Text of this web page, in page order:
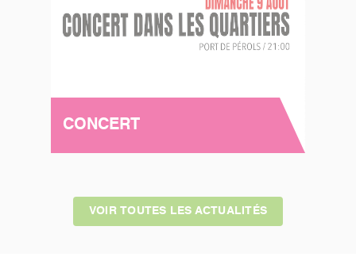
CONCERT
VOIR TOUTES LES ACTUALITÉS